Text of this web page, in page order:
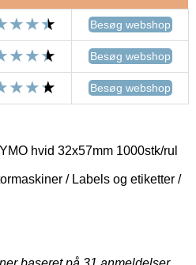
Besøg webshop
Besøg webshop
Besøg webshop
hvid 32x57mm 1000stk/rul
/ Labels og etiketter /